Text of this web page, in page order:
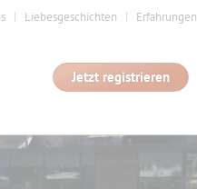
Liebesgeschichten Erfahrungen
Jetzt registrieren